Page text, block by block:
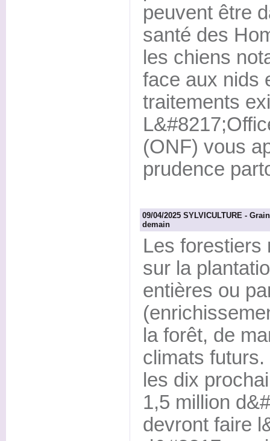
peuvent être
santé des
les chiens
face aux nids
traitements
(ONF) vous
prudence
09/04/2025 SYLVICULTURE -
demain
Les forestiers
sur la
entières ou
la forêt, de
climats
les dix
1,5 million
devront faire